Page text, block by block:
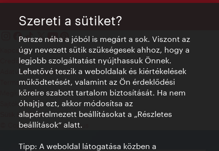
Kapcsolat
Credits
Adatvédelmi nyilatkozat
Terms of Use
Megközelíthetőség
Sajtókapcsolat
Sütik beállítása
© Copyright WienTourismus
Szereti a sütiket?
Persze néha a jóból is megárt a sok. Viszont az
úgy nevezett sütik szükségesek ahhoz, hogy a
legjobb szolgáltatást nyújthassuk Önnek.
Lehetővé teszik a weboldalak és kiértékelések
működtetését, valamint az Ön érdeklődési
köreire szabott tartalom biztosítását. Ha nem
óhajtja ezt, akkor módosítsa az
alapértelmezett beállításokat a „Részletes
beállítások“ alatt.
Tipp: A weboldal látogatása közben a